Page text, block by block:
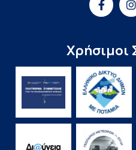
Χρήσιμοι